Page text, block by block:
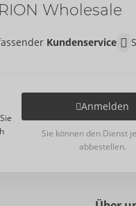
Wholesale
Kundenservice
Anmelden
Sie können den Dienst
abbestellen.